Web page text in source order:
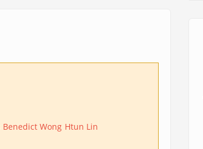
Benedict Wong Htun Lin